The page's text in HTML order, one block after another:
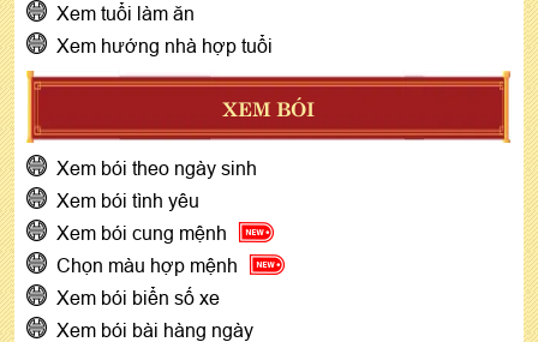
Xem tuổi làm ăn
Xem hướng nhà hợp tuổi
XEM BÓI
Xem bói theo ngày sinh
Xem bói tình yêu
Xem bói cung mệnh
Chọn màu hợp mệnh
Xem bói biển số xe
Xem bói bài hàng ngày